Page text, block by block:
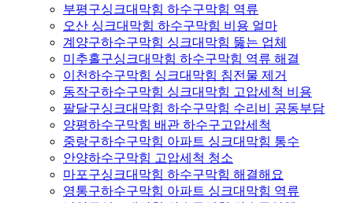
부평구싱크대막힘 하수구막힘 역류
오산 싱크대막힘 하수구막힘 비용 얼마
계양구하수구막힘 싱크대막힘 뚫는 업체
미추홀구싱크대막힘 하수구막힘 역류 해결
이천하수구막힘 싱크대막힘 침전물 제거
동작구하수구막힘 싱크대막힘 고압세척 비용
팔달구싱크대막힘 하수구막힘 수리비 공동부담
양평하수구막힘 배관 하수구고압세척
중랑구하수구막힘 아파트 싱크대막힘 통수
안양하수구막힘 고압세척 청소
마포구싱크대막힘 하수구막힘 해결해요
영통구하수구막힘 아파트 싱크대막힘 역류